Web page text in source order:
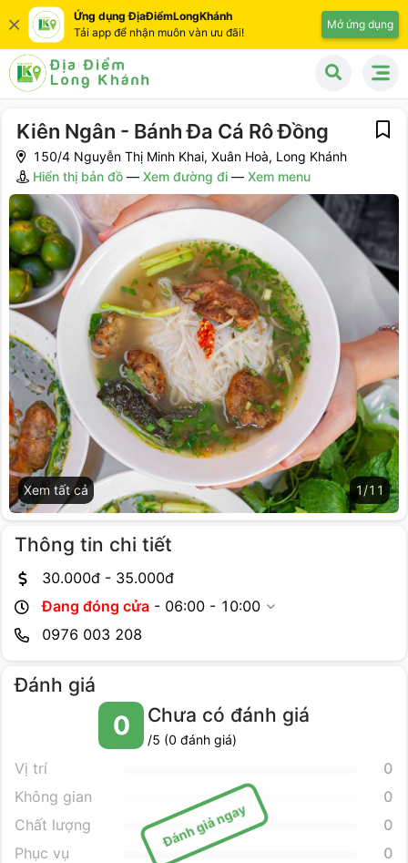
Ứng dụng ĐịaĐiểmLongKhánh
Tải app để nhận muôn vàn ưu đãi!
Mở ứng dụng
Kiên Ngân - Bánh Đa Cá Rô Đồng
150/4 Nguyễn Thị Minh Khai, Xuân Hoà, Long Khánh
Hiển thị bản đồ — Xem đường đi — Xem menu
Xem tất cả 1 /11
Đánh giá
0 Chưa có đánh giá
/5 (0 đánh giá)
Đánh giá ngay
Vị trí
0
Không gian
0
Chất lượng
0
Phục vụ
0
Thông tin chi tiết
30.000đ - 35.000đ
Đang đóng cửa - 06:00 - 10:00
0976 003 208